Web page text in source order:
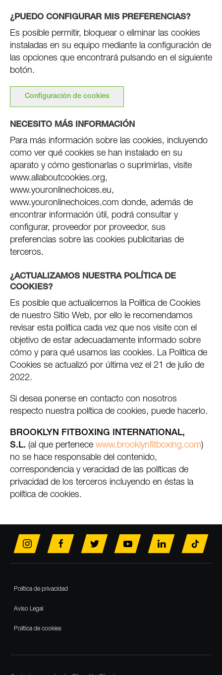
¿PUEDO CONFIGURAR MIS PREFERENCIAS?
Es posible permitir, bloquear o eliminar las cookies
instaladas en su equipo mediante la configuración de
las opciones que encontrará pulsando en el siguiente
botón.
Configuración de cookies
NECESITO MÁS INFORMACIÓN
Para más información sobre las cookies, incluyendo
como ver qué cookies se han instalado en su
aparato y cómo gestionarlas o suprimirlas, visite
www.allaboutcookies.org,
www.youronlinechoices.eu,
www.youronlinechoices.com donde, además de
encontrar información útil, podrá consultar y
configurar, proveedor por proveedor, sus
preferencias sobre las cookies publicitarias de
terceros.
¿ACTUALIZAMOS NUESTRA POLÍTICA DE
COOKIES?
Es posible que actualicemos la Política de Cookies
de nuestro Sitio Web, por ello le recomendamos
revisar esta política cada vez que nos visite con el
objetivo de estar adecuadamente informado sobre
cómo y para qué usamos las cookies. La Política de
Cookies se actualizó por última vez el 21 de julio de
2022.
Si desea ponerse en contacto con nosotros
respecto nuestra política de cookies, puede hacerlo.
BROOKLYN FITBOXING INTERNATIONAL,
S.L. (al que pertenece www.brooklynfitboxing.com)
no se hace responsable del contenido,
correspondencia y veracidad de las políticas de
privacidad de los terceros incluyendo en éstas la
política de cookies.
Política de privacidad
Aviso Legal
Política de cookies